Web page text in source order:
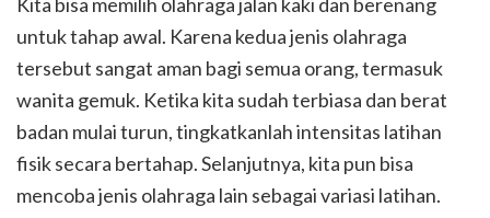
untuk tahap awal. Karena kedua jenis olahraga
tersebut sangat aman bagi semua orang, termasuk
wanita gemuk. Ketika kita sudah terbiasa dan berat
badan mulai turun, tingkatkanlah intensitas latihan
fisik secara bertahap. Selanjutnya, kita pun bisa
mencoba jenis olahraga lain sebagai variasi latihan.